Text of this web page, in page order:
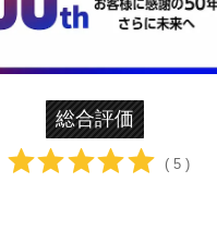
総合評価
( 5 )